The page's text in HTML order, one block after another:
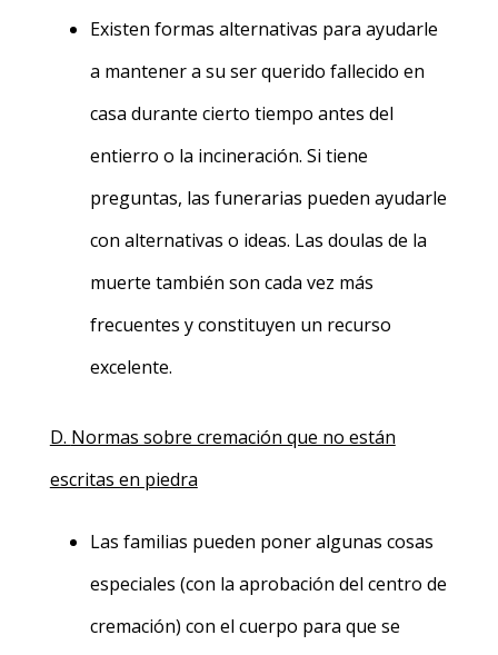
Existen formas alternativas para ayudarle
a mantener a su ser querido fallecido en
casa durante cierto tiempo antes del
entierro o la incineración. Si tiene
preguntas, las funerarias pueden ayudarle
con alternativas o ideas. Las doulas de la
muerte también son cada vez más
frecuentes y constituyen un recurso
excelente.
D. Normas sobre cremación que no están
escritas en piedra
Las familias pueden poner algunas cosas
especiales (con la aprobación del centro de
cremación) con el cuerpo para que se